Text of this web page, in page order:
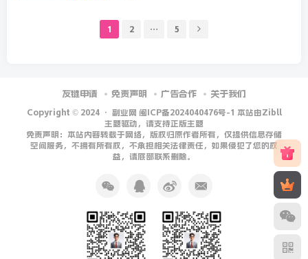
1 2 … 5
友链申请 免责声明 广告合作 关于我们
Copyright © 2024 · 副业网 闽ICP备2024040476号-1 本站由Zibll
主题驱动，请支持正版主题
免责声明：本站内容转载于网络，版权归原作者所有，仅提供信息存储
空间服务，不拥有所有权，不承担相关法律责任，如果侵犯了您的权
益，请底部联系删除。